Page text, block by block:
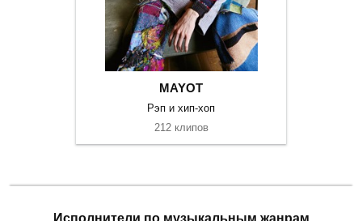
MAYOT
Рэп и хип-хоп
212 клипов
Исполнители по музыкальным жанрам